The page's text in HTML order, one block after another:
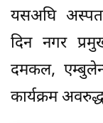
यसअघि
दिन नगर
दमकल,
कार्यक्रम